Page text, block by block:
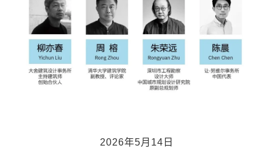
2026年5月14日